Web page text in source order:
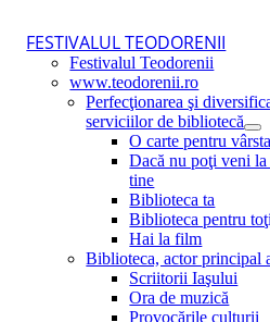
FESTIVALUL TEODORENII
Festivalul Teodorenii
www.teodorenii.ro
Perfecţionarea şi
serviciilor de bibliotecă
O carte pentru
Dacă nu poţi veni
tine
Biblioteca ta
Biblioteca pentru toţi
Hai la film
Biblioteca, actor principal
Scriitorii Iaşului
Ora de muzică
Provocările culturii